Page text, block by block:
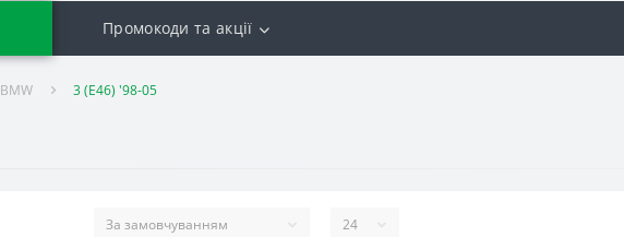
Промокоди та акції
BMW 3 (E46) '98-05